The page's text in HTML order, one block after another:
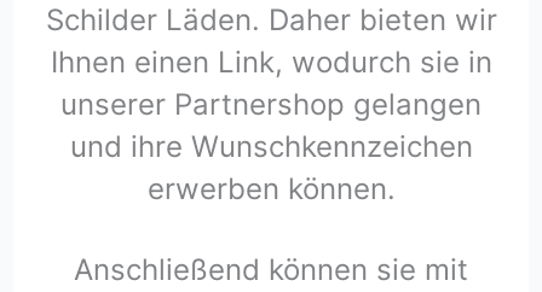
Schilder Läden. Daher bieten wir
Ihnen einen Link, wodurch sie in
unserer Partnershop gelangen
und ihre Wunschkennzeichen
erwerben können.
Anschließend können sie mit